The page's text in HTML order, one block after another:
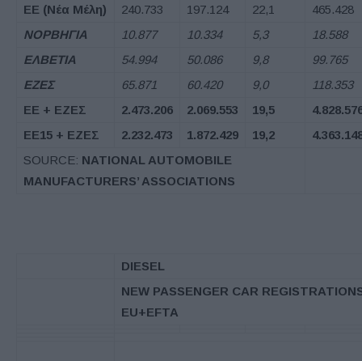
ΕΕ (Νέα Μέλη) 240.733 197.124 22,1
465.428
ΝΟΡΒΗΓΙΑ
10.877 10.334 5,3
18.588
ΕΛΒΕΤΙΑ
54.994 50.086 9,8
99.765
ΕΖΕΣ
65.871 60.420 9,0
118.353
ΕΕ + ΕΖΕΣ 2.473.206 2.069.553 19,5
ΕΕ15 + ΕΖΕΣ 2.232.473 1.872.429 19,2
SOURCE: NATIONAL AUTOMOBILE
MANUFACTURERS’ ASSOCIATIONS
DIESEL
NEW PASSENGER CAR
EU+EFTA